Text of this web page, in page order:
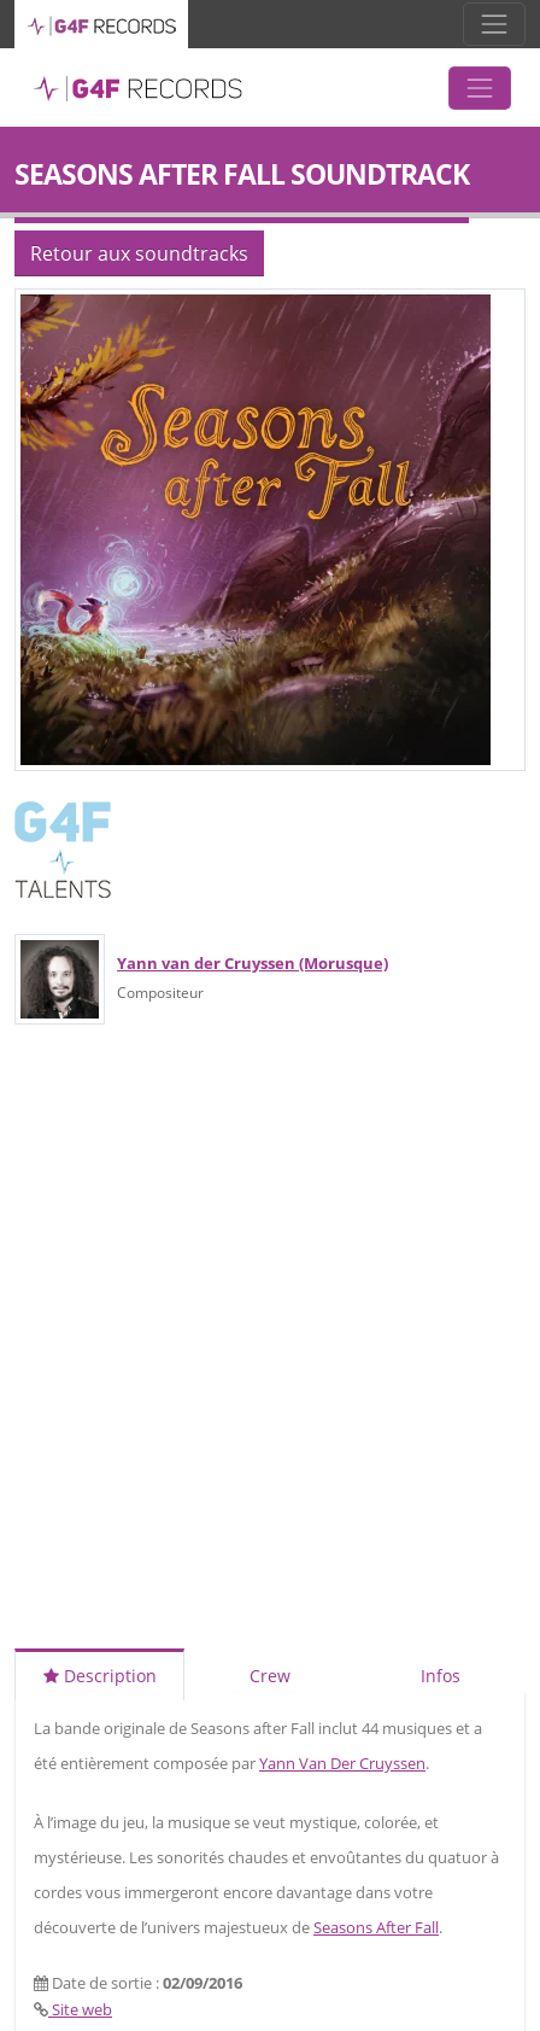
SEASONS AFTER FALL SOUNDTRACK
Retour aux soundtracks
Yann van der Cruyssen (Morusque)
Compositeur
Description Crew Infos
La bande originale de Seasons after Fall inclut 44 musiques et a
été entièrement composée parYann Van Der Cruyssen.
À l’image du jeu, la musique se veut mystique, colorée, et
mystérieuse. Les sonorités chaudes et envoûtantes du quatuor à
cordes vous immergeront encore davantage dans votre
découverte de l’univers majestueux deSeasons After Fall.
Date de sortie :02/09/2016
Site web